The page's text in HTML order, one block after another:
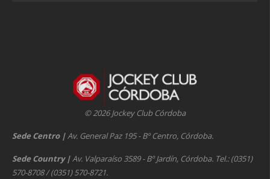
© 2026 Jockey Club Córdoba
Sede Centro |Av. General Paz 195 - Bº Centro, Córdoba.
Sede Country |Av. Valparaíso 3589 - Bº Jardín, Córdoba. Tel.: (0351)
570-8708 / (0351) 570-8721.